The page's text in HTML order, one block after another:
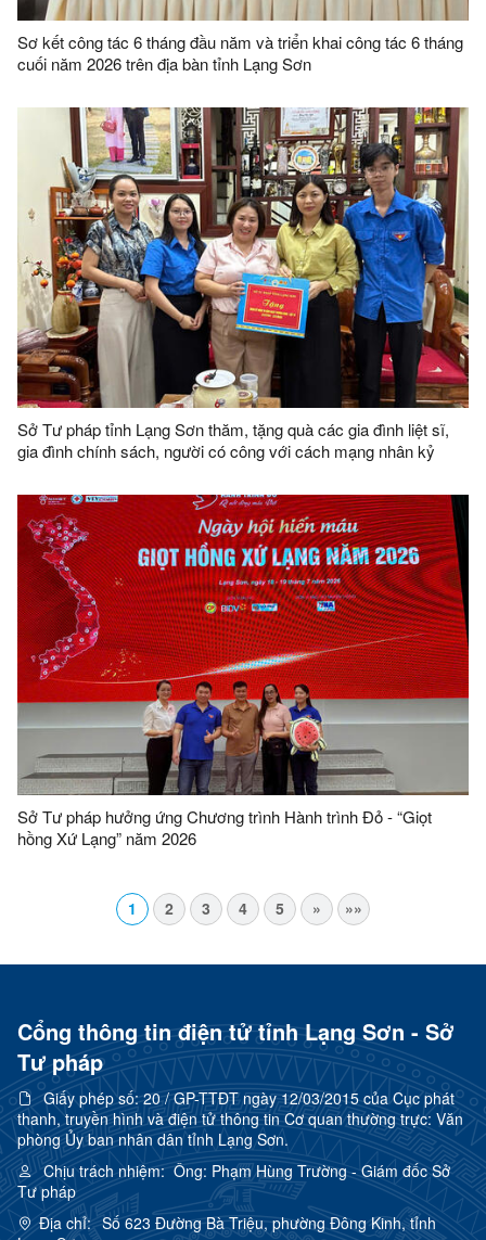
Sơ kết công tác 6 tháng đầu năm và triển khai công tác 6 tháng
cuối năm 2026 trên địa bàn tỉnh Lạng Sơn
Sở Tư pháp tỉnh Lạng Sơn thăm, tặng quà các gia đình liệt sĩ,
gia đình chính sách, người có công với cách mạng nhân kỷ
Sở Tư pháp hưởng ứng Chương trình Hành trình Đỏ - “Giọt
hồng Xứ Lạng” năm 2026
1 2 3 4 5 » »»
Cổng thông tin điện tử tỉnh Lạng Sơn - Sở
Tư pháp
Giấy phép số:20 / GP-TTĐT ngày 12/03/2015 của Cục phát
thanh, truyền hình và điện tử thông tin Cơ quan thường trực: Văn
phòng Ủy ban nhân dân tỉnh Lạng Sơn.
Chịu trách nhiệm:Ông: Phạm Hùng Trường - Giám đốc Sở
Tư pháp
Địa chỉ: Số 623 Đường Bà Triệu, phường Đông Kinh, tỉnh